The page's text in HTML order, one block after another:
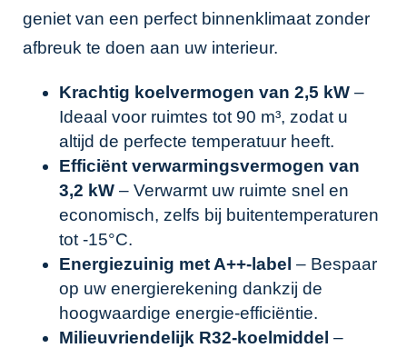
geniet van een perfect binnenklimaat zonder
afbreuk te doen aan uw interieur.
Krachtig koelvermogen van 2,5 kW –
Ideaal voor ruimtes tot 90 m³, zodat u
altijd de perfecte temperatuur heeft.
Efficiënt verwarmingsvermogen van
3,2 kW – Verwarmt uw ruimte snel en
economisch, zelfs bij buitentemperaturen
tot -15°C.
Energiezuinig met A++-label – Bespaar
op uw energierekening dankzij de
hoogwaardige energie-efficiëntie.
Milieuvriendelijk R32-koelmiddel –